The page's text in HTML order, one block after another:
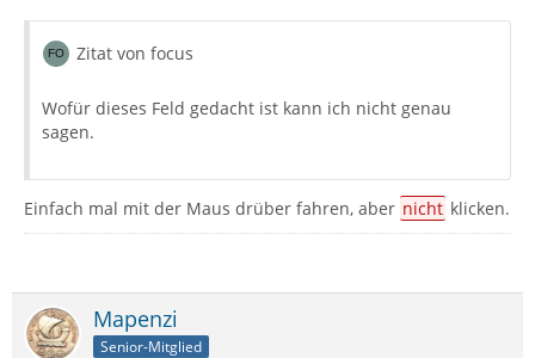
Zitat von focus
Wofür dieses Feld gedacht ist kann ich nicht genau
sagen.
Einfach mal mit der Maus drüber fahren, aber nicht klicken.
Mapenzi
Senior-Mitglied